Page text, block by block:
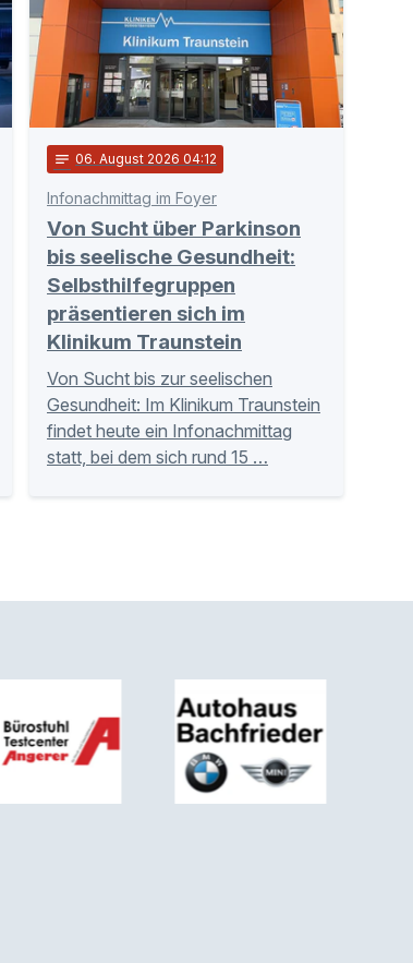
notes 06. August 2026 04:12
Infonachmittag im Foyer
Von Sucht über Parkinson
bis seelische Gesundheit:
Selbsthilfegruppen
präsentieren sich im
Klinikum Traunstein
Von Sucht bis zur seelischen
Gesundheit: Im Klinikum Traunstein
findet heute ein Infonachmittag
statt, bei dem sich rund 15 …